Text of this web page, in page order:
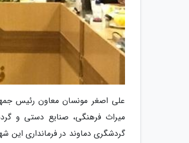
علی اصغر مونسان معاون رئیس
میراث فرهنگی، صنایع دستی و
گردشگری دماوند در فرمانداری این